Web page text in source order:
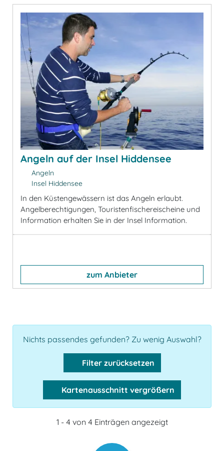
Angeln auf der Insel Hiddensee
Angeln
Insel Hiddensee
In den Küstengewässern ist das Angeln erlaubt.
Angelberechtigungen, Touristenfischereischeine und
Information erhalten Sie in der Insel Information.
zum Anbieter
Nichts passendes gefunden? Zu wenig Auswahl?
Filter zurücksetzen
Kartenausschnitt vergrößern
1 - 4 von 4 Einträgen angezeigt